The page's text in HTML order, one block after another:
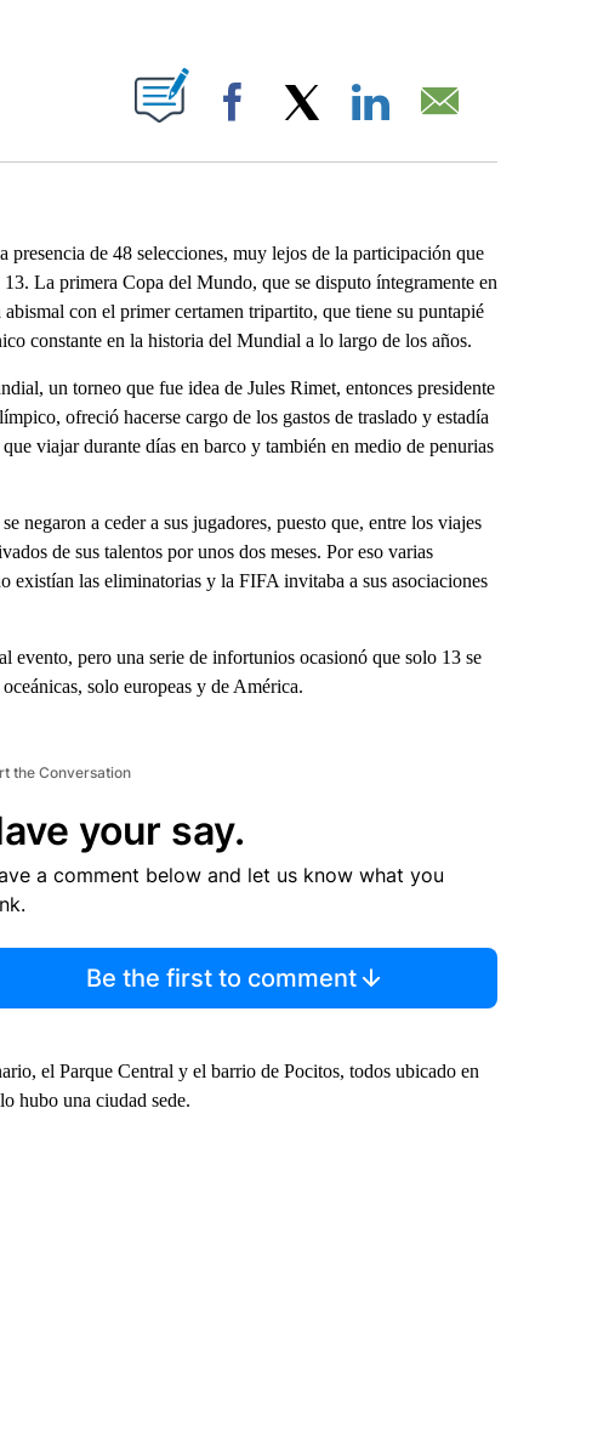
ABOUT NEW PAGES ON "".
Facebook
de 48 selecciones, muy lejos de la participación que
La primera Copa del Mundo, que se disputo íntegramente en
con el primer certamen tripartito, que tiene su puntapié
constante en la historia del Mundial a lo largo de los años.
un torneo que fue idea de Jules Rimet, entonces presidente
ofreció hacerse cargo de los gastos de traslado y estadía
viajar durante días en barco y también en medio de penurias
negaron a ceder a sus jugadores, puesto que, entre los viajes
de sus talentos por unos dos meses. Por eso varias
existían las eliminatorias y la FIFA invitaba a sus asociaciones
evento, pero una serie de infortunios ocasionó que solo 13 se
solo europeas y de América.
the Conversation
your say.
a comment below and let us know what you
Be the first to comment
el Parque Central y el barrio de Pocitos, todos ubicado en
hubo una ciudad sede.